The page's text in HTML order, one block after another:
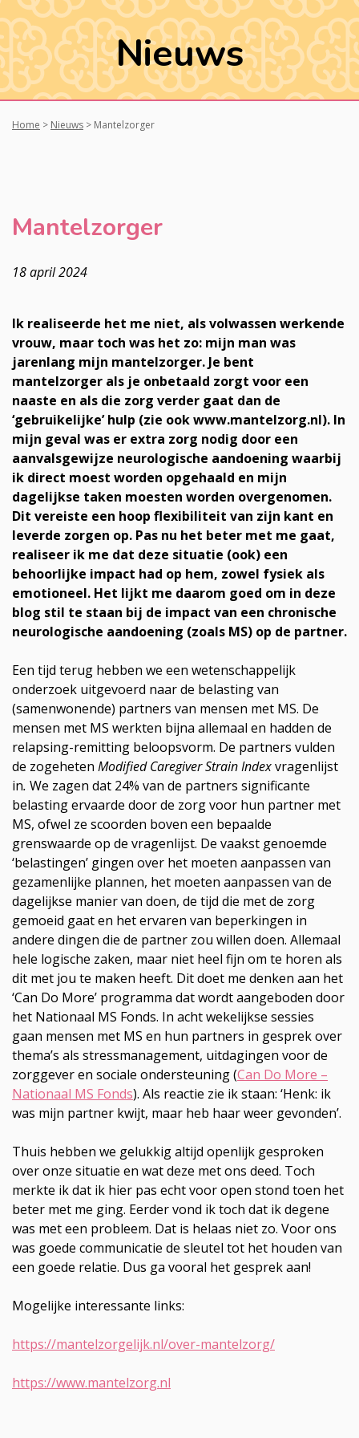
Nieuws
Home > Nieuws > Mantelzorger
Mantelzorger
18 april 2024
Ik realiseerde het me niet, als volwassen werkende
vrouw, maar toch was het zo: mijn man was
jarenlang mijn mantelzorger. Je bent
mantelzorger als je onbetaald zorgt voor een
naaste en als die zorg verder gaat dan de
‘gebruikelijke’ hulp (zie ook www.mantelzorg.nl). In
mijn geval was er extra zorg nodig door een
aanvalsgewijze neurologische aandoening waarbij
ik direct moest worden opgehaald en mijn
dagelijkse taken moesten worden overgenomen.
Dit vereiste een hoop flexibiliteit van zijn kant en
leverde zorgen op. Pas nu het beter met me gaat,
realiseer ik me dat deze situatie (ook) een
behoorlijke impact had op hem, zowel fysiek als
emotioneel. Het lijkt me daarom goed om in deze
blog stil te staan bij de impact van een chronische
neurologische aandoening (zoals MS) op de partner.
Een tijd terug hebben we een wetenschappelijk
onderzoek uitgevoerd naar de belasting van
(samenwonende) partners van mensen met MS. De
mensen met MS werkten bijna allemaal en hadden de
relapsing-remitting beloopsvorm. De partners vulden
de zogeheten Modified Caregiver Strain Indexvragenlijst
in. We zagen dat 24% van de partners significante
belasting ervaarde door de zorg voor hun partner met
MS, ofwel ze scoorden boven een bepaalde
grenswaarde op de vragenlijst. De vaakst genoemde
‘belastingen’ gingen over het moeten aanpassen van
gezamenlijke plannen, het moeten aanpassen van de
dagelijkse manier van doen, de tijd die met de zorg
gemoeid gaat en het ervaren van beperkingen in
andere dingen die de partner zou willen doen. Allemaal
hele logische zaken, maar niet heel fijn om te horen als
dit met jou te maken heeft. Dit doet me denken aan het
‘Can Do More’ programma dat wordt aangeboden door
het Nationaal MS Fonds. In acht wekelijkse sessies
gaan mensen met MS en hun partners in gesprek over
thema’s als stressmanagement, uitdagingen voor de
zorggever en sociale ondersteuning (Can Do More –
Nationaal MS Fonds). Als reactie zie ik staan: ‘Henk: ik
was mijn partner kwijt, maar heb haar weer gevonden’.
Thuis hebben we gelukkig altijd openlijk gesproken
over onze situatie en wat deze met ons deed. Toch
merkte ik dat ik hier pas echt voor open stond toen het
beter met me ging. Eerder vond ik toch dat ik degene
was met een probleem. Dat is helaas niet zo. Voor ons
was goede communicatie de sleutel tot het houden van
een goede relatie. Dus ga vooral het gesprek aan!
Mogelijke interessante links:
https://mantelzorgelijk.nl/over-mantelzorg/
https://www.mantelzorg.nl